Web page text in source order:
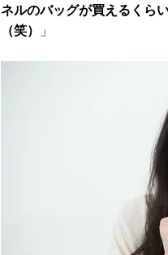
ネルのバッグが買えるくら
（笑）
」